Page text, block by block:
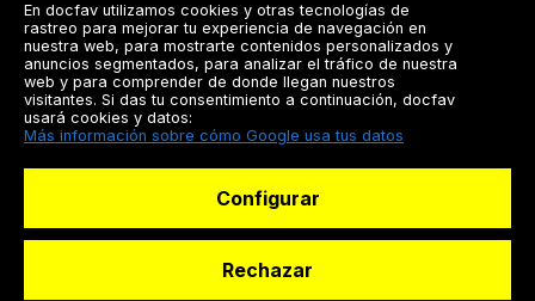
Registrarse
Docfav
En docfav utilizamos cookies y otras tecnologías de
rastreo para mejorar tu experiencia de navegación en
nuestra web, para mostrarte contenidos personalizados y
anuncios segmentados, para analizar el tráfico de nuestra
web y para comprender de donde llegan nuestros
visitantes. Si das tu consentimiento a continuación, docfav
usará cookies y datos:
Más información sobre cómo Google usa tus datos
Configurar
Rechazar